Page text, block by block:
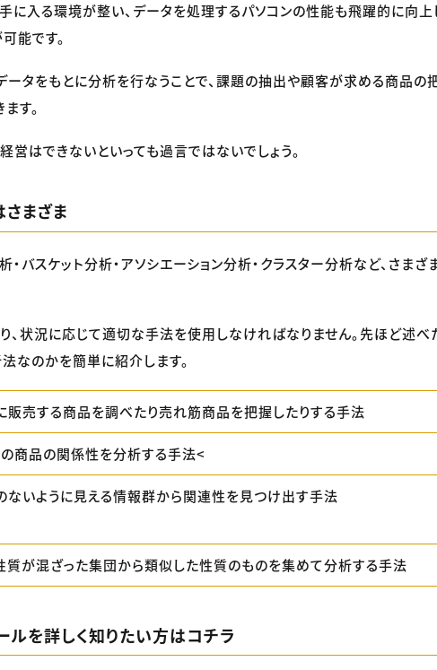
に入る環境が整い、データを処理するパソコンの性能も飛躍的に向上
能です。
タをもとに分析を行なうことで、課題の抽出や顧客が求める商品の
す。
営はできないといっても過言ではないでしょう。
まざま
バスケット分析・アソシエーション分析・クラスター分析など、さまざ
、状況に応じて適切な手法を使用しなければなりません。先ほど述べ
なのかを簡単に紹介します。
販売する商品を調べたり売れ筋商品を把握したりする手法
商品の関係性を分析する手法<
ないように見える情報群から関連性を見つけ出す手法
質が混ざった集団から類似した性質のものを集めて分析する手法
を詳しく知りたい方はコチラ